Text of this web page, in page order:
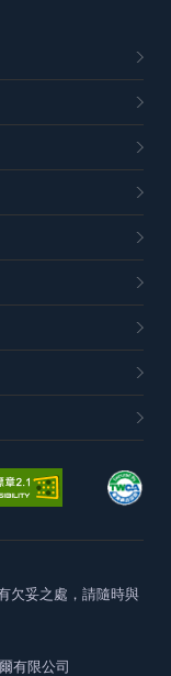
欠妥之處，請隨時與
有限公司